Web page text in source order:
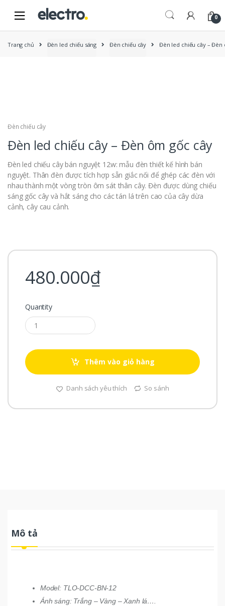
navigation
content
0
Trang chủ Đèn led chiếu sáng Đèn chiếu cây Đèn led chiếu cây – Đèn
Đèn chiếu cây
Đèn led chiếu cây – Đèn ôm gốc cây
Đèn led chiếu cây bán nguyệt 12w: mẫu đèn thiết kế hình bán
nguyệt. Thân đèn được tích hợp sẵn giắc nối để ghép các đèn với
nhau thành một vòng tròn ôm sát thân cây. Đèn được dùng chiếu
sáng gốc cây và hắt sáng cho các tán lá trên cao của cây dừa
cảnh, cây cau cảnh.
480.000₫
Quantity
Thêm vào giỏ hàng
Danh sách yêu thích So sánh
Mô tả
Model: TLO-DCC-BN-12
Ánh sáng: Trắng – Vàng – Xanh lá….